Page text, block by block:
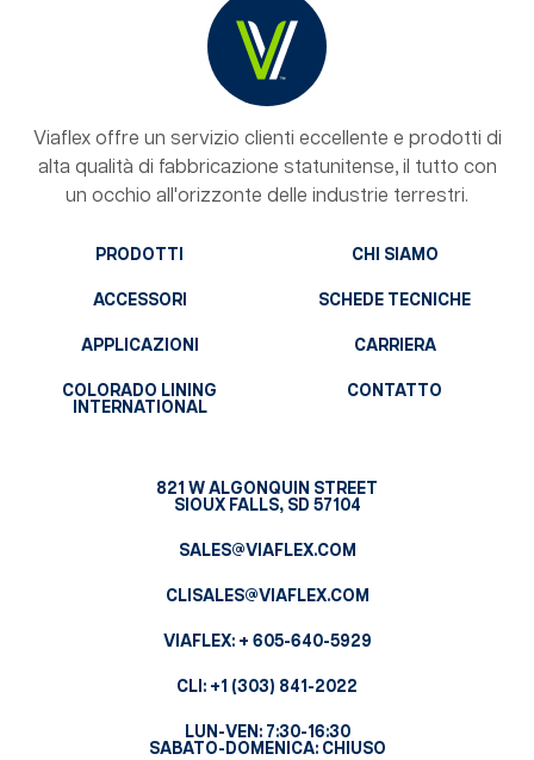
Viaflex offre un servizio clienti eccellente e prodotti di
alta qualità di fabbricazione statunitense, il tutto con
un occhio all'orizzonte delle industrie terrestri.
PRODOTTI
ACCESSORI
APPLICAZIONI
COLORADO LINING
INTERNATIONAL
CHI SIAMO
SCHEDE TECNICHE
CARRIERA
CONTATTO
821 W ALGONQUIN STREET
SIOUX FALLS, SD 57104
SALES@VIAFLEX.COM
CLISALES@VIAFLEX.COM
VIAFLEX: + 605-640-5929
CLI: +1 (303) 841-2022
LUN-VEN: 7:30-16:30
SABATO-DOMENICA: CHIUSO